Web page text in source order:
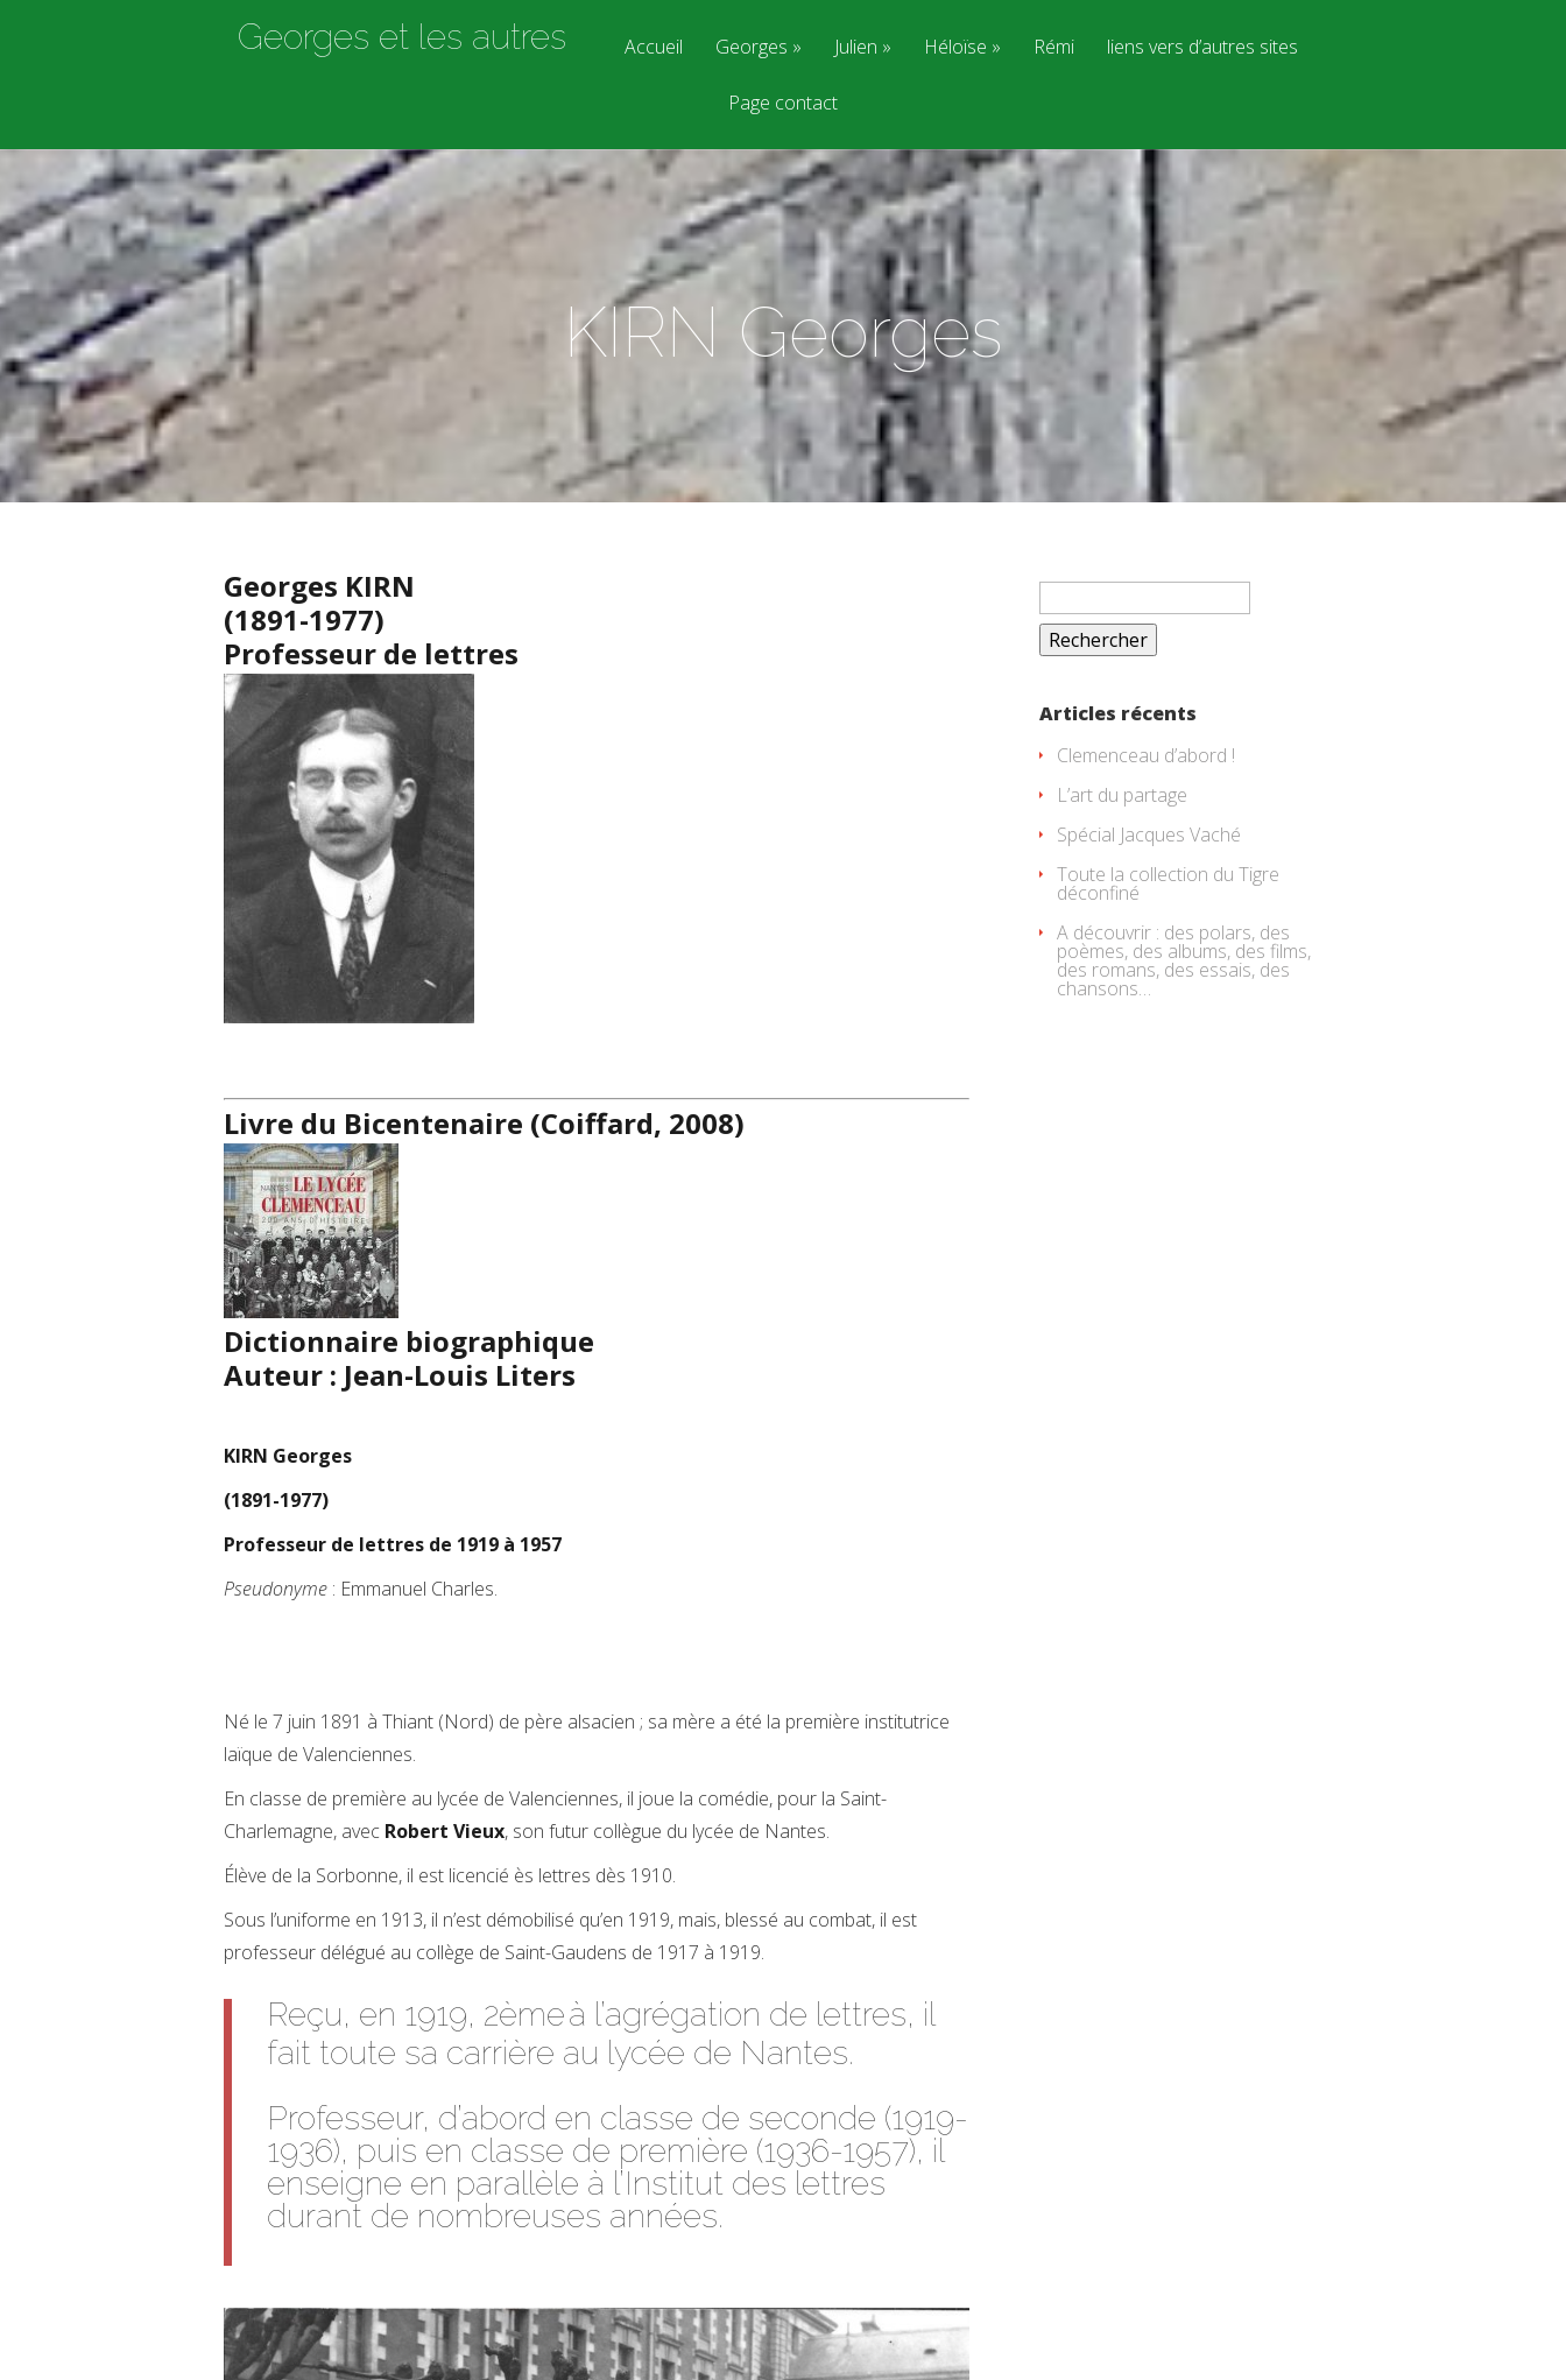
Georges et les autres Accueil Georges Julien Héloïse Rémi liens vers d’autres sites
Page contact
KIRN Georges
Georges KIRN
(1891-1977)
Professeur de lettres
Livre du Bicentenaire (Coiffard, 2008)
Dictionnaire biographique
Auteur : Jean-Louis Liters
KIRN Georges
(1891-1977)
Professeur de lettres de 1919 à 1957
Pseudonyme : Emmanuel Charles.
Né le 7 juin 1891 à Thiant (Nord) de père alsacien ; sa mère a été la première institutrice
laïque de Valenciennes.
En classe de première au lycée de Valenciennes, il joue la comédie, pour la Saint-
Charlemagne, avec Robert Vieux, son futur collègue du lycée de Nantes.
Élève de la Sorbonne, il est licencié ès lettres dès 1910.
Sous l’uniforme en 1913, il n’est démobilisé qu’en 1919, mais, blessé au combat, il est
professeur délégué au collège de Saint-Gaudens de 1917 à 1919.
Reçu, en 1919, 2èmeà l’agrégation de lettres, il
fait toute sa carrière au lycée de Nantes.
Professeur, d’abord en classe de seconde (1919-
1936), puis en classe de première (1936-1957), il
enseigne en parallèle à l’Institut des lettres
durant de nombreuses années.
Rechercher :
Articles récents
Clemenceau d’abord !
L’art du partage
Spécial Jacques Vaché
Toute la collection du Tigre
déconfiné
A découvrir : des polars, des
poèmes, des albums, des films,
des romans, des essais, des
chansons…